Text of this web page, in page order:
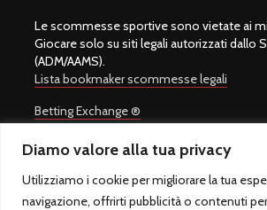
Diamo valore alla tua privacy
Utilizziamo i cookie per migliorare la tua
navigazione, offrirti pubblicità o contenuti
Le scommesse sportive sono vietate ai
Giocare solo su siti legali autorizzati dallo
(ADM/AAMS).
Lista bookmaker scommesse legali
Betting Exchange ®
Pronostico.it
Pronostico.it PREMIUM